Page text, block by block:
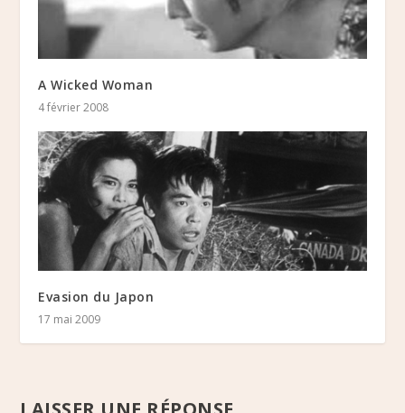
A Wicked Woman
4 février 2008
Evasion du Japon
17 mai 2009